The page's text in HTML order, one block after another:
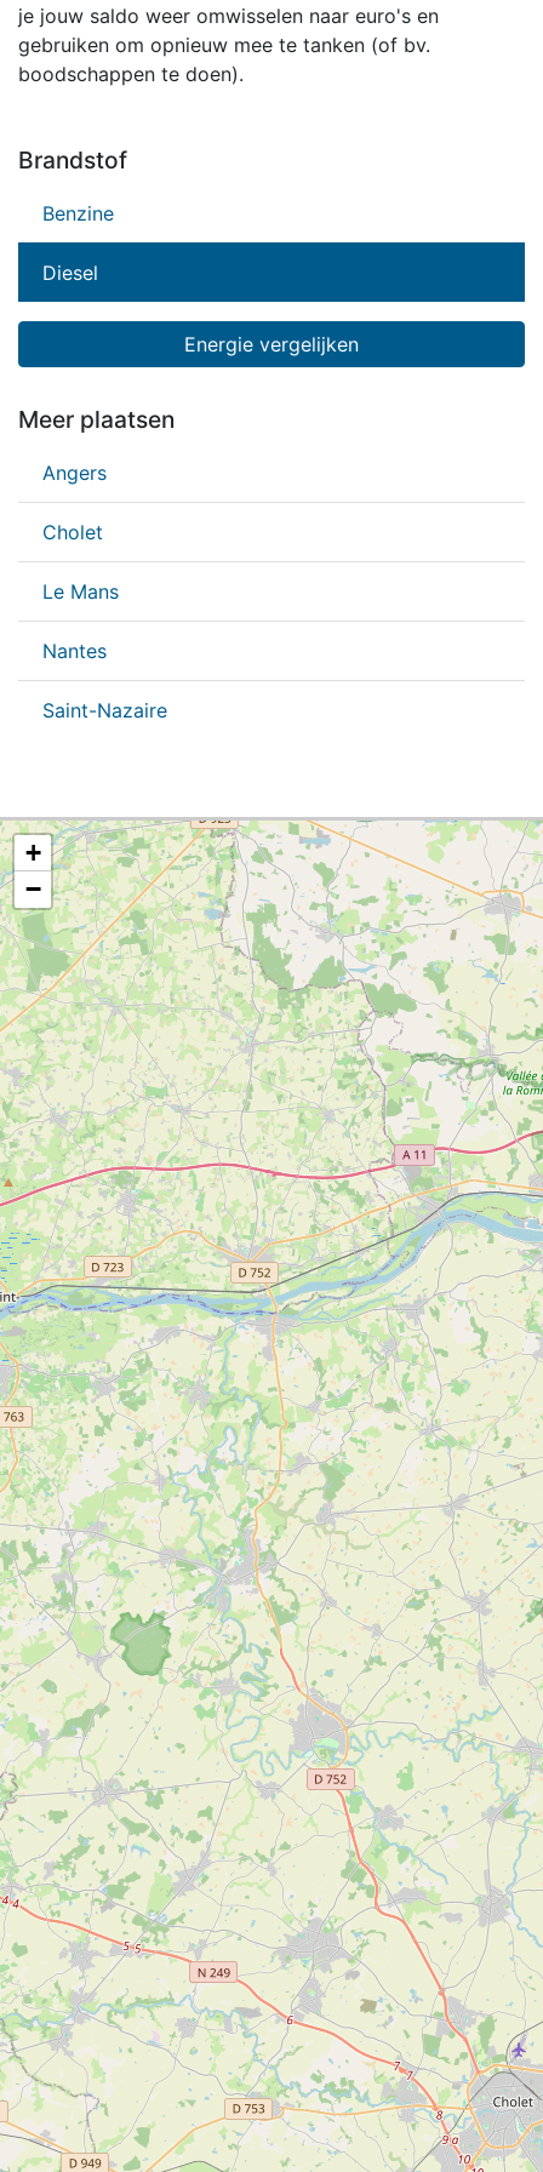
je jouw saldo weer omwisselen naar euro's en
gebruiken om opnieuw mee te tanken (of bv.
boodschappen te doen).
Brandstof
Benzine
Diesel
Energie vergelijken
Meer plaatsen
Angers
Cholet
Le Mans
Nantes
Saint-Nazaire
+
−